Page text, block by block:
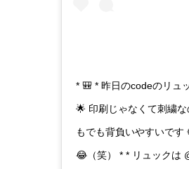
* 🎒 * 昨日のcodeのリュ
🌟 印刷じゃなくて刺繍
もでも背負いやすいで
😂（笑） * * リュックは